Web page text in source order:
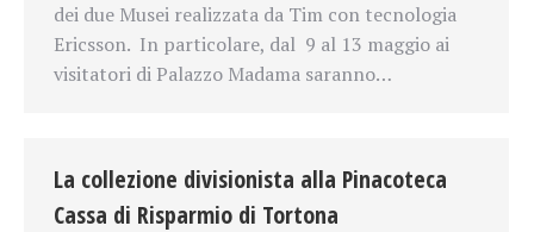
dei due Musei realizzata da Tim con tecnologia
Ericsson. In particolare, dal 9 al 13 maggio ai
visitatori di Palazzo Madama saranno…
La collezione divisionista alla Pinacoteca
Cassa di Risparmio di Tortona